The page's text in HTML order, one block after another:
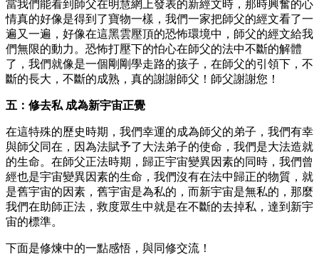
當我們能看到師父在明慧網上發表的新經文時，那時興奮的心
情真的好像是得到了寶物一樣，我們一家把師父的經文看了一
遍又一遍，好像在這黑雲壓頂的恐怖環境中，師父的經文給我
們無限的動力。恐怖打壓下的怕心在師父的法中不斷的解體
了，我們就像是一個剛剛學走路的孩子，在師父的引領下，不
斷的長大，不斷的成熟，真的謝謝師父！師父謝謝您！
五：修去私 成為新宇宙正覺
在這特殊的歷史時期，我們幸運的成為師父的弟子，我們有幸
與師父同在，因為法賦予了大法弟子的使命，我們是大法造就
的生命。在師父正法時期，歸正宇宙變異因素的同時，我們曾
經也是宇宙變異因素的生命，我們沒有在法中歸正的物質，就
是舊宇宙的因素，舊宇宙是為私的，而新宇宙是無私的，那麼
我們在助師正法，救度眾生中就是在不斷的去掉私，達到新宇
宙的標準。
下面是修煉中的一點感悟，與同修交流！